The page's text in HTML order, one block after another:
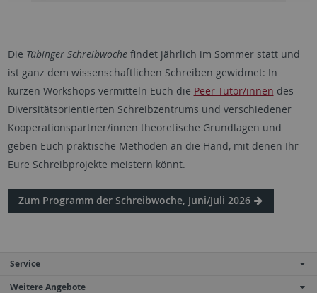
Die Tübinger Schreibwoche findet jährlich im Sommer statt und
ist ganz dem wissenschaftlichen Schreiben gewidmet: In
kurzen Workshops vermitteln Euch die Peer-Tutor/innen des
Diversitätsorientierten Schreibzentrums und verschiedener
Kooperationspartner/innen theoretische Grundlagen und
geben Euch praktische Methoden an die Hand, mit denen Ihr
Eure Schreibprojekte meistern könnt.
Zum Programm der Schreibwoche, Juni/Juli 2026
Service
Weitere Angebote